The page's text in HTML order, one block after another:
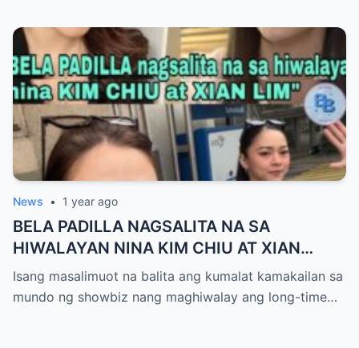
News • 1 year ago
BELA PADILLA NAGSALITA NA SA
HIWALAYAN NINA KIM CHIU AT XIAN
LIM,!BUONG DETALYE ALAMIN
Isang masalimuot na balita ang kumalat kamakailan sa
mundo ng showbiz nang maghiwalay ang long-time…